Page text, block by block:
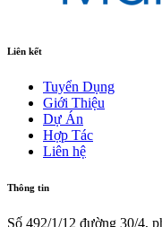
Liên kết
Tuyển Dụng
Giới Thiệu
Dự Án
Hợp Tác
Liên hệ
Thông tin
Số 492/1/12 đường 30/4,